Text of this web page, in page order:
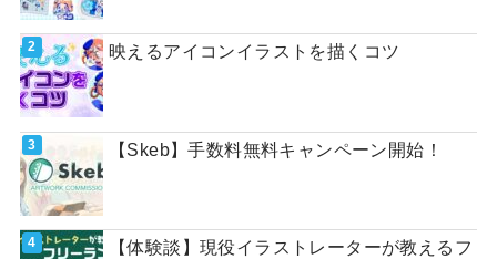
映えるアイコンイラストを描くコツ
【Skeb】手数料無料キャンペーン開始！
【体験談】現役イラストレーターが教えるフ